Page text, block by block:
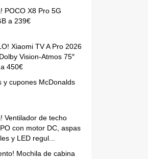
POCO X8 Pro 5G
a 239€
Xiaomi TV A Pro 2026
Vision-Atmos 75″
450€
y cupones McDonalds
Ventilador de techo
con motor DC, aspas
y LED regul...
Mochila de cabina